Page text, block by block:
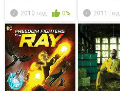
2010 год 0% 2011 год